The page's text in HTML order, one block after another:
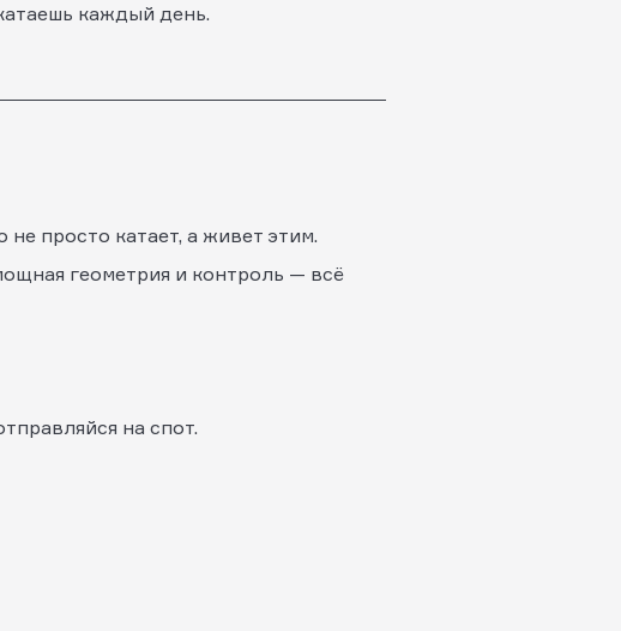
каждый день.
просто катает, а живет этим.
геометрия и контроль — всё
на спот.